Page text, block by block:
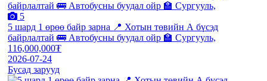
5
5 шард 1 өрөө байр зарна 📍 Хотын төвийн А бүсэд
байрлалтай 🚌 Автобусны буудал ойр 🏫 Сургууль,
116,000,000₮
2026-07-24
Бусад зарууд